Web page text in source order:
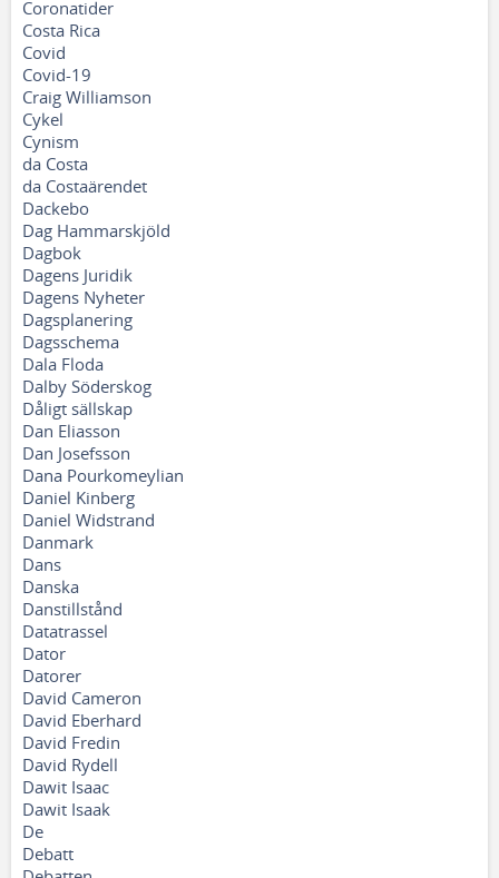
Coronatider
Costa Rica
Covid
Covid-19
Craig Williamson
Cykel
Cynism
da Costa
da Costaärendet
Dackebo
Dag Hammarskjöld
Dagbok
Dagens Juridik
Dagens Nyheter
Dagsplanering
Dagsschema
Dala Floda
Dalby Söderskog
Dåligt sällskap
Dan Eliasson
Dan Josefsson
Dana Pourkomeylian
Daniel Kinberg
Daniel Widstrand
Danmark
Dans
Danska
Danstillstånd
Datatrassel
Dator
Datorer
David Cameron
David Eberhard
David Fredin
David Rydell
Dawit Isaac
Dawit Isaak
De
Debatt